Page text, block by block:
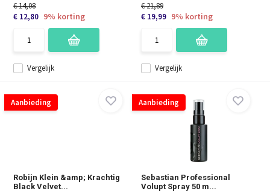
Vergelijk
€ 14,08
€ 12,80 9% korting
Vergelijk
€ 21,89
€ 19,99 9% korting
Aanbieding
Robijn Klein &amp; Krachtig
Black Velvet...
Aanbieding
Sebastian Professional
Volupt Spray 50 m...